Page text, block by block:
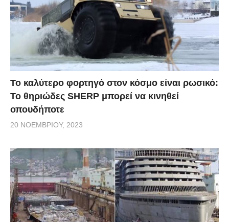
Το καλύτερο φορτηγό στον κόσμο είναι ρωσικό:
Το θηριώδες SHERP μπορεί να κινηθεί
οπουδήποτε
20 ΝΟΕΜΒΡΊΟΥ, 2023